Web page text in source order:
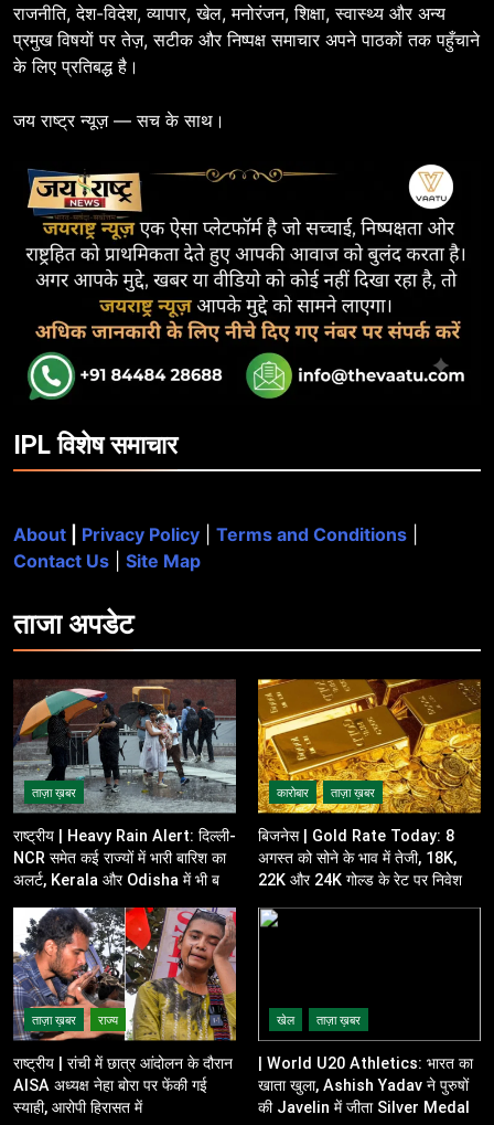
राजनीति, देश-विदेश, व्यापार, खेल, मनोरंजन, शिक्षा, स्वास्थ्य और अन्य
प्रमुख विषयों पर तेज़, सटीक और निष्पक्ष समाचार अपने पाठकों तक पहुँचाने
के लिए प्रतिबद्ध है।
जय राष्ट्र न्यूज़ — सच के साथ।
IPL विशेष समाचार
About Privacy Policy Terms and Conditions
Contact Us
Site Map
ताजाअपडेट
ताज़ा ख़बर
राष्ट्रीय | Heavy Rain Alert: दिल्ली-
NCR समेत कई राज्यों में भारी बारिश का
अलर्ट, Kerala और Odisha में भी बढ़ी
कारोबार ताज़ा ख़बर
बिजनेस | Gold Rate Today: 8
अगस्त को सोने के भाव में तेजी, 18K,
22K और 24K गोल्ड के रेट पर निवेशकों
ताज़ा ख़बर राज्य
राष्ट्रीय | रांची में छात्र आंदोलन के दौरान
AISA अध्यक्ष नेहा बोरा पर फेंकी गई
स्याही, आरोपी हिरासत में
खेल ताज़ा ख़बर
| World U20 Athletics: भारत का
खाता खुला, Ashish Yadav ने पुरुषों
की Javelin में जीता Silver Medal